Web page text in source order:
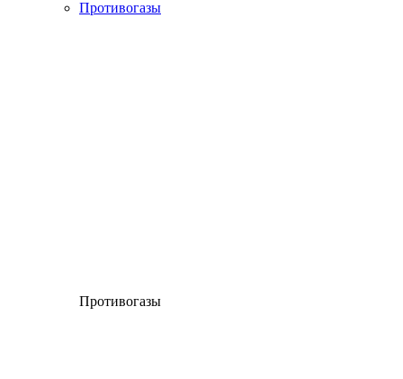
Противогазы
Противогазы